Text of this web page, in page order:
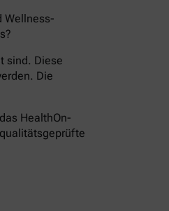
Wellness-
sind. Diese
Die
HealthOn-